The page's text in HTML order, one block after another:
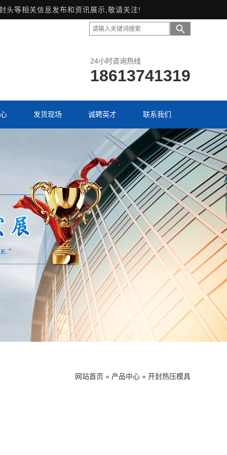
头等相关信息发布和资讯展示,敬请关注!
24小时咨询热线
18613741319
发货现场 诚聘英才 联系我们
网站首页 » 产品中心 » 开封热压模具